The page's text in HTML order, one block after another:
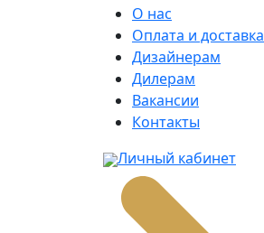
О нас
Оплата и доставка
Дизайнерам
Дилерам
Вакансии
Контакты
Личный кабинет